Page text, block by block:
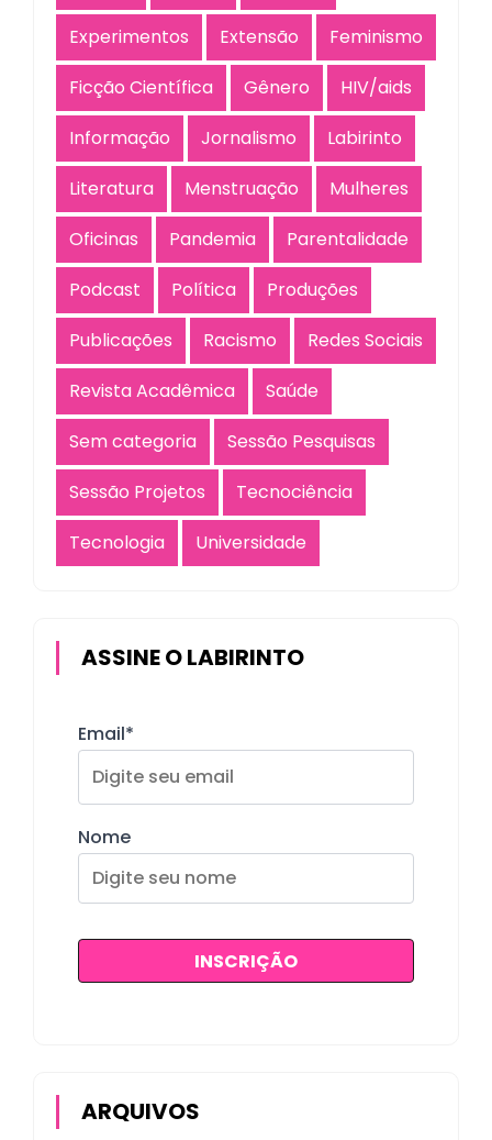
Experimentos
Extensão
Feminismo
Ficção Científica
Gênero
HIV/aids
Informação
Jornalismo
Labirinto
Literatura
Menstruação
Mulheres
Oficinas
Pandemia
Parentalidade
Podcast
Política
Produções
Publicações
Racismo
Redes Sociais
Revista Acadêmica
Saúde
Sem categoria
Sessão Pesquisas
Sessão Projetos
Tecnociência
Tecnologia
Universidade
ASSINE O LABIRINTO
Email*
Nome
ARQUIVOS